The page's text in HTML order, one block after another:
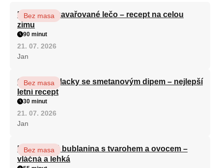
Babiččino zavařované lečo – recept na celou
zimu
Bez masa
90 minut
21. 07. 2026
Jan
Cuketové placky se smetanovým dipem – nejlepší
letní recept
Bez masa
30 minut
21. 07. 2026
Jan
Nadýchaná bublanina s tvarohem a ovocem –
vláčná a lehká
Bez masa